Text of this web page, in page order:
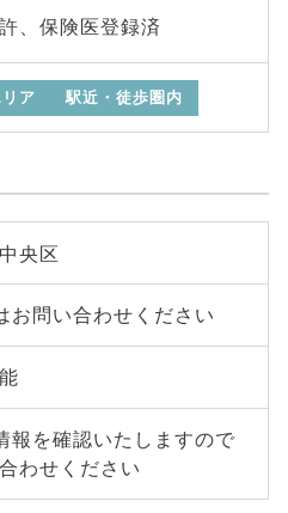
、保険医登録済
ア 駅近・徒歩圏内
央区
お問い合わせください
報を確認いたしますので
わせください